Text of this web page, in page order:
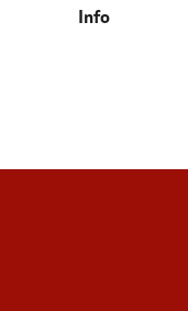
Info